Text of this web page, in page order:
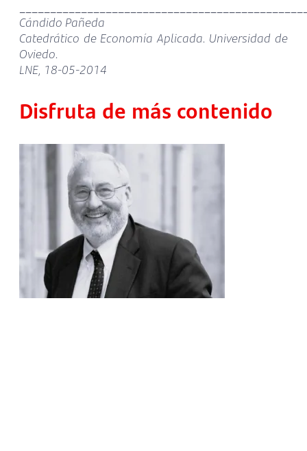
Cándido Pañeda
Catedrático de Economía Aplicada. Universidad de
Oviedo.
LNE, 18-05-2014
Disfruta de más contenido